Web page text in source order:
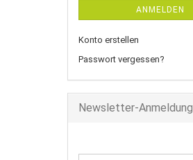
ANMELDEN
Konto erstellen
Passwort vergessen?
Newsletter-Anmeldung